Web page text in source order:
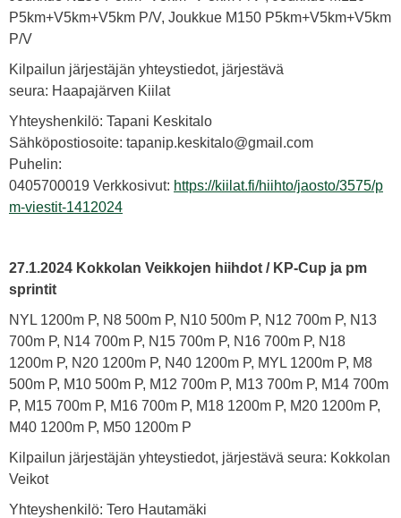
P5km+V5km+V5km P/V, Joukkue M150 P5km+V5km+V5km
P/V
Kilpailun järjestäjän yhteystiedot, järjestävä
seura: Haapajärven Kiilat
Yhteyshenkilö: Tapani Keskitalo
Sähköpostiosoite: tapanip.keskitalo@gmail.com
Puhelin:
0405700019 Verkkosivut: https://kiilat.fi/hiihto/jaosto/3575/p
m-viestit-1412024
27.1.2024 Kokkolan Veikkojen hiihdot / KP-Cup ja pm
sprintit
NYL 1200m P, N8 500m P, N10 500m P, N12 700m P, N13
700m P, N14 700m P, N15 700m P, N16 700m P, N18
1200m P, N20 1200m P, N40 1200m P, MYL 1200m P, M8
500m P, M10 500m P, M12 700m P, M13 700m P, M14 700m
P, M15 700m P, M16 700m P, M18 1200m P, M20 1200m P,
M40 1200m P, M50 1200m P
Kilpailun järjestäjän yhteystiedot, järjestävä seura: Kokkolan
Veikot
Yhteyshenkilö: Tero Hautamäki